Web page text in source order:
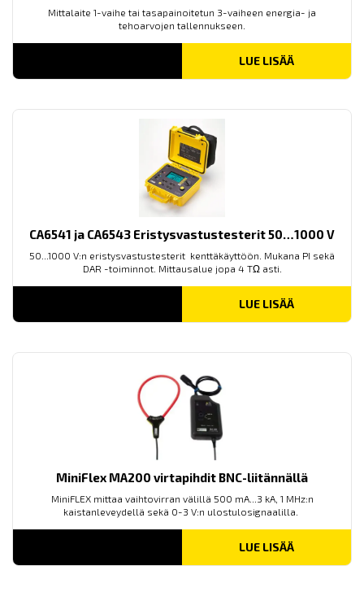
Mittalaite 1-vaihe tai tasapainoitetun 3-vaiheen energia- ja
tehoarvojen tallennukseen.
LUE LISÄÄ
CA6541 ja CA6543 Eristysvastustesterit 50…1000 V
50...1000 V:n eristysvastustesterit kenttäkäyttöön. Mukana PI sekä
DAR -toiminnot. Mittausalue jopa 4 TΩ asti.
LUE LISÄÄ
MiniFlex MA200 virtapihdit BNC-liitännällä
MiniFLEX mittaa vaihtovirran välillä 500 mA...3 kA, 1 MHz:n
kaistanleveydellä sekä 0-3 V:n ulostulosignaalilla.
LUE LISÄÄ